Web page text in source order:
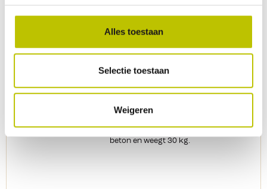
Alles toestaan
Selectie toestaan
Weigeren
7,99
Niet beschikbaar
Lesli Living - Parasolvoet Rond
heeft een ronde grondplaat van
beton en weegt 30 kg.